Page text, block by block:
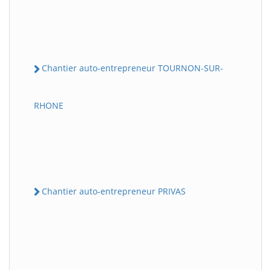
Chantier auto-entrepreneur TOURNON-SUR-
RHONE
Chantier auto-entrepreneur PRIVAS